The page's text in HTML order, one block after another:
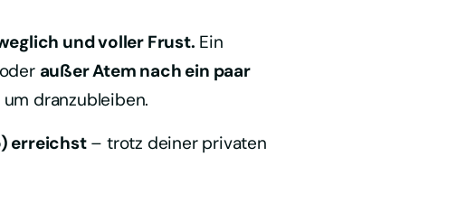
und voller Frust. Ein
oder außer Atem nach ein paar
dranzubleiben.
erreichst – trotz deiner privaten